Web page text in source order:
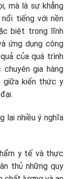
mà là sự khẳng
tiếng với nền
biệt trong lĩnh
ứng dụng công
của quá trình
gia hàng
giữa kiến thức y
lại nhiều ý nghĩa
y tế và thực
thủ những quy